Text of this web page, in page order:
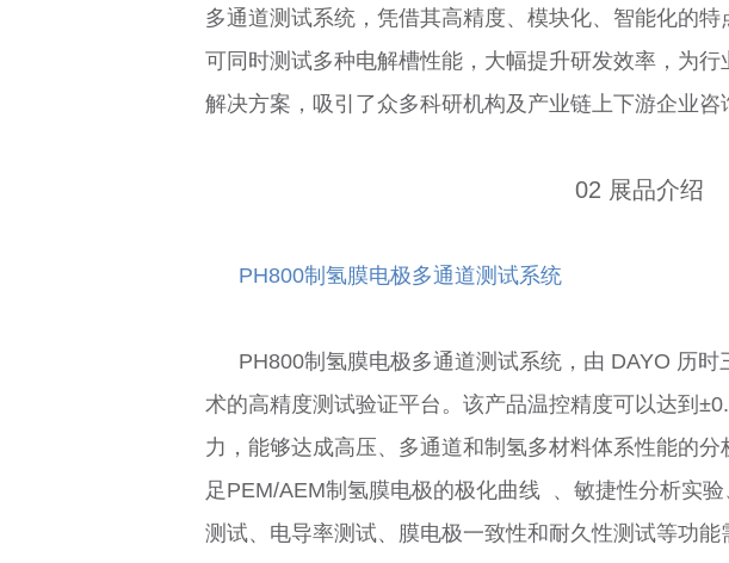
多通道测试系统，凭借其高精度、模块化、智能化的
可同时测试多种电解槽性能，大幅提升研发效率，为
解决方案，吸引了众多科研机构及产业链上下游企业咨
02 展品介绍
PH800制氢膜电极多通道测试系统
PH800制氢膜电极多通道测试系统，由 DAYO 历
术的高精度测试验证平台。该产品温控精度可以达到
力，能够达成高压、多通道和制氢多材料体系性能的
足PEM/AEM制氢膜电极的极化曲线 、敏捷性分析实
测试、电导率测试、膜电极一致性和耐久性测试等功能